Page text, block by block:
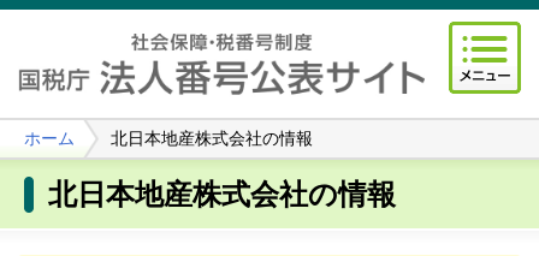
ホーム 北日本地産株式会社の情報
北日本地産株式会社の情報